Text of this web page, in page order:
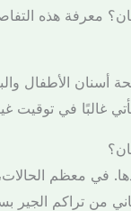
معرفة هذه
صحة أسنان الأطفال
غالبًا في توقيت
من تراكم الجير